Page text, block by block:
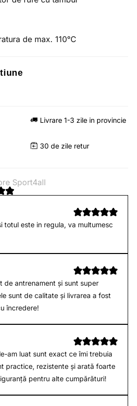
de max. 110°C
Livrare 1-3 zile in provincie
30 de zile retur
Sport4all
totul este in regula, va multumesc
de antrenament și sunt super
sunt de calitate și livrarea a fost
încredere!
am luat sunt exact ce îmi trebuia
practice, rezistente și arată foarte
pentru alte cumpărături!